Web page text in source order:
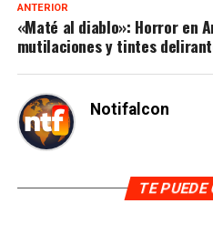
ANTERIOR
«Maté al diablo»: Horror en
mutilaciones y tintes
Notifalcon
TE PUEDE